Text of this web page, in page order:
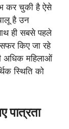
कर चुकी है ऐसे
है उन
ही सबसे पहले
किए जा रहे
महिलाओं
स्थिति को
पात्रता